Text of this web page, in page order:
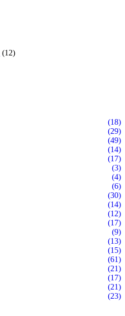
(12)
(18)
(29)
(49)
(14)
(17)
(3)
(4)
(6)
(30)
(14)
(12)
(17)
(9)
(13)
(15)
(61)
(21)
(17)
(21)
(23)